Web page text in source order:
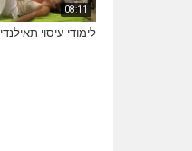
08:11
לימודי עיסוי תאילנדי